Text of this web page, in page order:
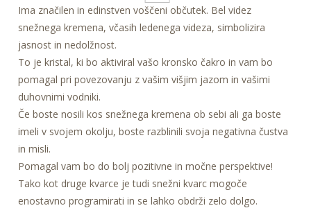
Ima značilen in edinstven voščeni občutek. Bel videz
snežnega kremena, včasih ledenega videza, simbolizira
jasnost in nedolžnost.
To je kristal, ki bo aktiviral vašo kronsko čakro in vam bo
pomagal pri povezovanju z vašim višjim jazom in vašimi
duhovnimi vodniki.
Če boste nosili kos snežnega kremena ob sebi ali ga boste
imeli v svojem okolju, boste razblinili svoja negativna čustva
in misli.
Pomagal vam bo do bolj pozitivne in močne perspektive!
Tako kot druge kvarce je tudi snežni kvarc mogoče
enostavno programirati in se lahko obdrži zelo dolgo.